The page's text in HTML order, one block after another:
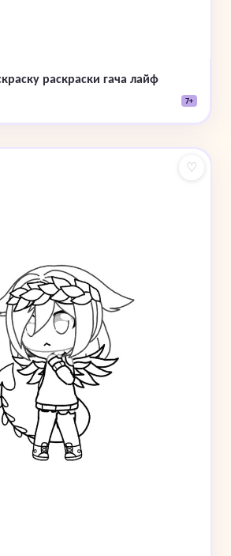
раскраски гача лайф
7+
♡